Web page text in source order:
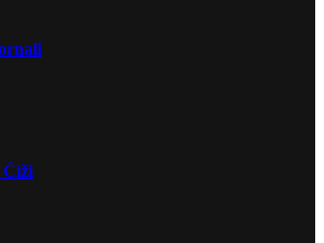
Číži